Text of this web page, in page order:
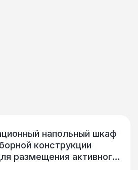
напольный шкаф
конструкции
размещения активного